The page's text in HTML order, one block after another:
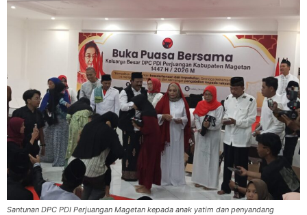
Santunan DPC PDI Perjuangan Magetan kepada anak yatim dan penyandang